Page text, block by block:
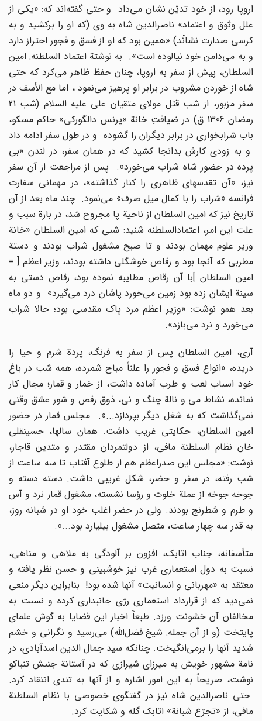
اروپا رود، از خود تدیّن نشان مى‌داد و حتى گفته‌اند که: «یکى از
علل وثوق و اعتماد» ناصرالدین شاه به وى (که او را برکشید و به
کرسى صدارت نشانْد) «همین بود که او از فسق و فجور احتراز دارد
و به مى‌دامن خود نیالوده است». به نوشتة اعتماد السلطنه: امین
السلطان، پیش از سفر به اروپا، چنان حفظ ظاهر مى‌کرد که حتى
شاه از خوردن مشروب در برابر او پرهیز مى‌نمود ، اما مع الأسف در
سفر مزبور، از شب قتل مولاى متقیان على علیه السلام (شب 21
رمضان 1306 ق) در ضیافتِ خانة «پرنس دالگورکى» حاکم مسکو،
باب شرابخوارى در برابر دیگران را گشوده و در طول سفر ادامه داد
و به زودى کارش بدانجا کشید که در همان سفر، در لندن «بى
پرده در حضور شاه شراب مى‌خورد». پس از مراجعت از آن سفر
نیز، «آن تقدسهاى ظاهرى را کنار گذاشته»، در مهمانى سفارت
فرانسه «شراب را با کمال میل صرف» مى‌نمود. چند ماه بعد از آن
تاریخ نیز که امین السلطان از ناحیة پا مجروح شد، در بارة سبب و
علت این امر، اعتمادالسلطنه شنید: شبى که امین السلطان «خانة
وزیر علوم مهمان بودند و تا صبح مشغول شراب بودند و دستة
مطربى که آنجا بود و رقاص خوشگلى داشته بودند، وزیر اعظم [ =
امین السلطان ]با آن رقاص مطایبه نموده بود، رقاص دستى به
سینة ایشان زده بود زمین مى‌خورد پاشان درد مى‌گیرد» و دو ماه
بعد همو نوشت: «وزیر اعظم مرد پاک مقدسى بود؛ حالا شراب
مى‌خورد و نرد مى‌بازد».
آرى، امین السلطان پس از سفر به فرنگ، پردة شرم و حیا را
دریده، «انواع فسق و فجور را علناً مباح شمرده، همه شب در باغ
خود اسباب لعب و طرب آماده داشت، از خمار و قمار؛ مجال کار
نمانده، نشاط مى و نالة چنگ و نى، ذوق رقص و شور عشق وقتى
نمى‌گذاشت که به شغل دیگر بپردازد...». مجلس قمار در حضور
امین السلطان، حکایتى غریب داشت. همان سالها، حسینقلى
خان نظام السلطنة مافى، از دولتمردان مقتدر و متدین قاجار،
نوشت: «مجلس این صدراعظم هم از طلوع آفتاب تا سه ساعت از
شب رفته، در سفر و حضر، شکل غریبى داشت. دسته دسته و
جوخه جوخه از عملة خلوت و رؤسا نشسته، مشغول قمار نرد و آس
و طرم و شطرنج بودند. ولى در حضر اغلب خود او در شبانه روز،
به قدر سه چهار ساعت، متصل مشغول بیلیارد بود...».
متأسفانه، جناب اتابک، افزون بر آلودگى به ملاهى و مناهى،
نسبت به دول استعمارى غرب نیز خوشبینى و حسن نظر یافته و
معتقد به «مهربانى و انسانیت» آنها شده بود! بنابراین دیگر منعى
نمى‌دید که از قرارداد استعمارى رژى جانبدارى کرده و نسبت به
مخالفان آن خشونت ورزد. طبعاً اخبار این قضایا به گوش علماى
پایتخت (و از آن جمله: شیخ فضل‌اللّه‌) مى‌رسید و نگرانى و خشم
شدید آنها را برمى‌انگیخت. چنانکه سید جمال الدین اسدآبادى، در
نامة مشهور خویش به میرزاى شیرازى که در آستانة جنبش تنباکو
نوشت، صریحاً به این امور اشاره و از آنها به تندى انتقاد کرد.
حتى ناصرالدین شاه نیز در گفتگوى خصوصى با نظام السلطنة
مافى، از «تجرّع شبانة» اتابک گله و شکایت کرد.